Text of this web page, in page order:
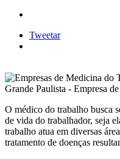
Tweetar
O médico do trabalho busca
de vida do trabalhador, seja
trabalho atua em diversas
tratamento de doenças